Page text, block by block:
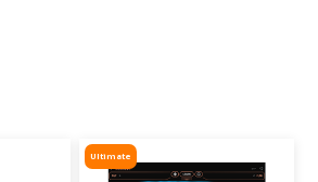
Ultimate